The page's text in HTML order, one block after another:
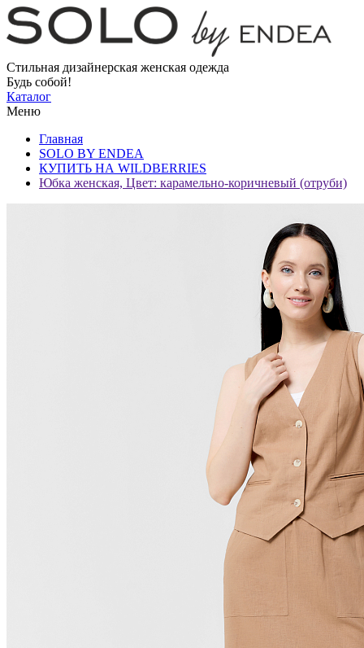
Стильная дизайнерская женская одежда
Будь собой!
Каталог
Меню
Главная
SOLO BY ENDEA
КУПИТЬ НА WILDBERRIES
Юбка женская, Цвет: карамельно-коричневый (отруби)